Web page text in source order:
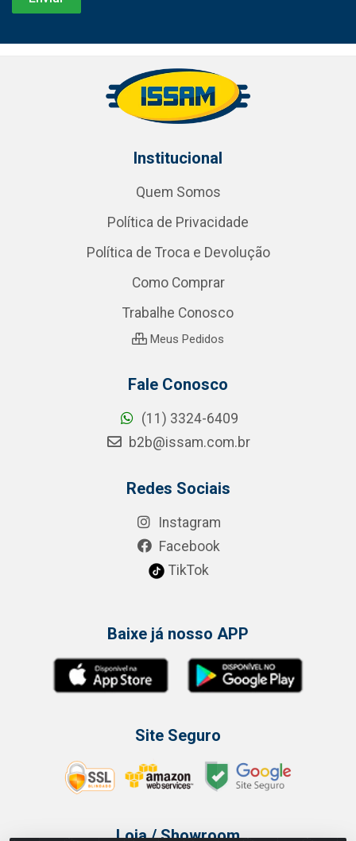
Institucional
Quem Somos
Política de Privacidade
Política de Troca e Devolução
Como Comprar
Trabalhe Conosco
Meus Pedidos
Fale Conosco
(11) 3324-6409
b2b@issam.com.br
Redes Sociais
Instagram
Facebook
TikTok
Baixe já nosso APP
Site Seguro
Loja / Showroom